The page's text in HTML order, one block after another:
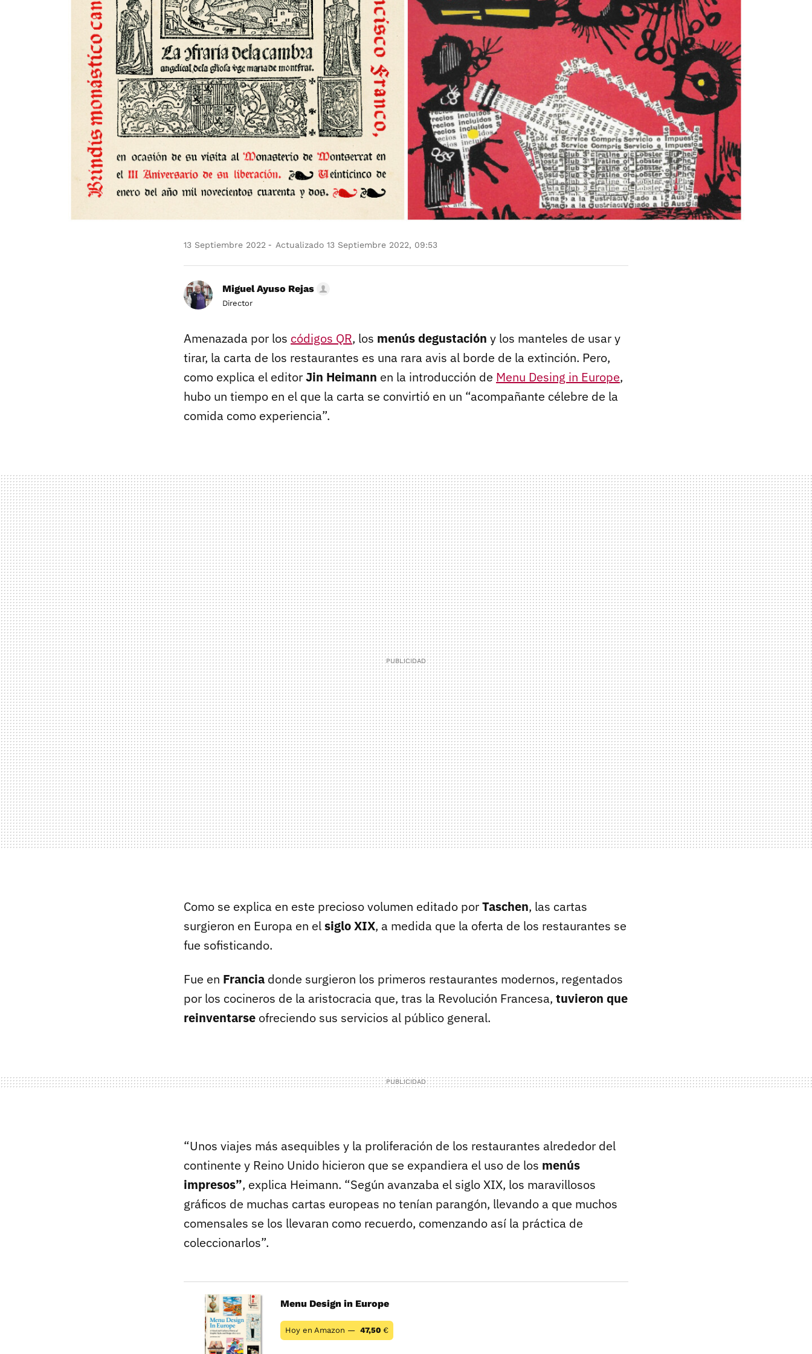
13 Septiembre 2022 Actualizado 13 Septiembre 2022, 09:53
Miguel Ayuso Rejas
Director
Amenazada por los códigos QR, los menús degustación y los manteles de usar y
tirar, la carta de los restaurantes es una rara avis al borde de la extinción. Pero,
como explica el editorJin Heimann en la introducción de Menu Desing in Europe,
hubo un tiempo en el que la carta se convirtió en un “acompañante célebre de la
comida como experiencia”.
Como se explica en este precioso volumen editado porTaschen, las cartas
surgieron en Europa en elsiglo XIX, a medida que la oferta de los restaurantes se
fue sofisticando.
Fue en Francia donde surgieron los primeros restaurantes modernos, regentados
por los cocineros de la aristocracia que, tras la Revolución Francesa, tuvieron que
reinventarse ofreciendo sus servicios al público general.
“Unos viajes más asequibles y la proliferación de los restaurantes alrededor del
continente y Reino Unido hicieron que se expandiera el uso de los menús
impresos”, explica Heimann. “Según avanzaba el siglo XIX, los maravillosos
gráficos de muchas cartas europeas no tenían parangón, llevando a que muchos
comensales se los llevaran como recuerdo, comenzando así la práctica de
coleccionarlos”.
Menu Design in Europe
Hoy en Amazon — 47,50 €